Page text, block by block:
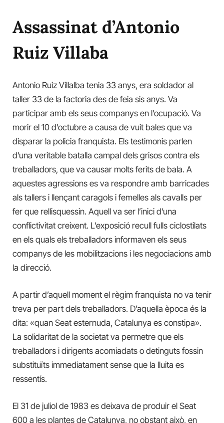
Assassinat d’Antonio
Ruiz Villaba
Antonio Ruiz Villalba tenia 33 anys, era soldador al
taller 33 de la factoria des de feia sis anys. Va
participar amb els seus companys en l’ocupació. Va
morir el 10 d’octubre a causa de vuit bales que va
disparar la policia franquista. Els testimonis parlen
d’una veritable batalla campal dels grisos contra els
treballadors, que va causar molts ferits de bala. A
aquestes agressions es va respondre amb barricades
als tallers i llençant caragols i femelles als cavalls per
fer que rellisquessin. Aquell va ser l’inici d’una
conflictivitat creixent. L’exposició recull fulls ciclostilats
en els quals els treballadors informaven els seus
companys de les mobilitzacions i les negociacions amb
la direcció.
A partir d’aquell moment el règim franquista no va tenir
treva per part dels treballadors. D’aquella època és la
dita: «quan Seat esternuda, Catalunya es constipa».
La solidaritat de la societat va permetre que els
treballadors i dirigents acomiadats o detinguts fossin
substituïts immediatament sense que la lluita es
ressentís.
El 31 de juliol de 1983 es deixava de produir el Seat
600 a les plantes de Catalunya, no obstant això, en